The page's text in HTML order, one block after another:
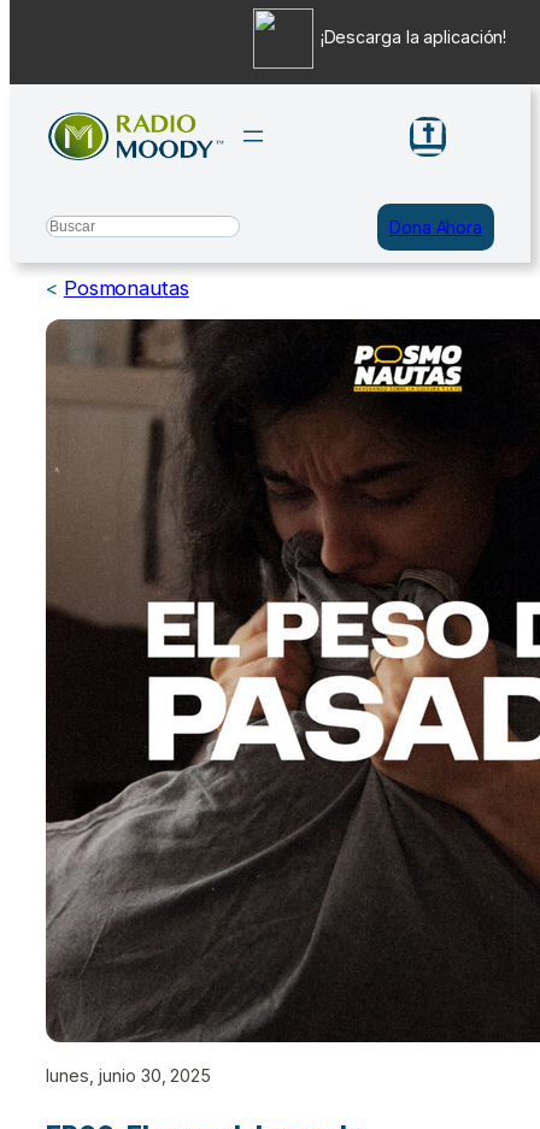
contenido
Search Dona Ahora
< Posmonautas
lunes, junio 30, 2025
¡Descarga la aplicación!